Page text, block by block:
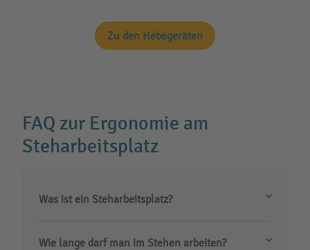
Zu den Hebegeräten
FAQ zur Ergonomie am
Steharbeitsplatz
Was ist ein Steharbeitsplatz?
Wie lange darf man im Stehen arbeiten?